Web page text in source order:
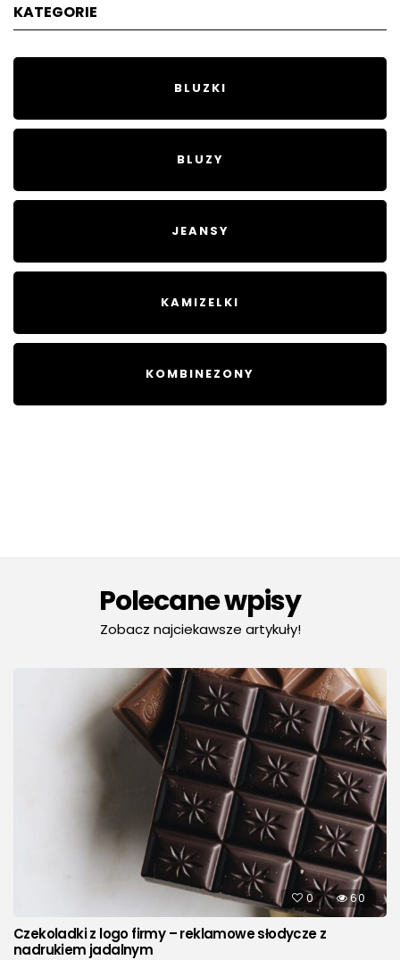
KATEGORIE
BLUZKI
BLUZY
JEANSY
KAMIZELKI
KOMBINEZONY
Polecane wpisy
Zobacz najciekawsze artykuły!
0 60
Czekoladki z logo firmy – reklamowe słodycze z
nadrukiem jadalnym